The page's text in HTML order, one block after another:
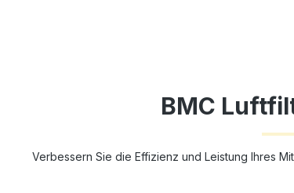
BMC
Verbessern Sie die Effizienz und Leistung Ihres